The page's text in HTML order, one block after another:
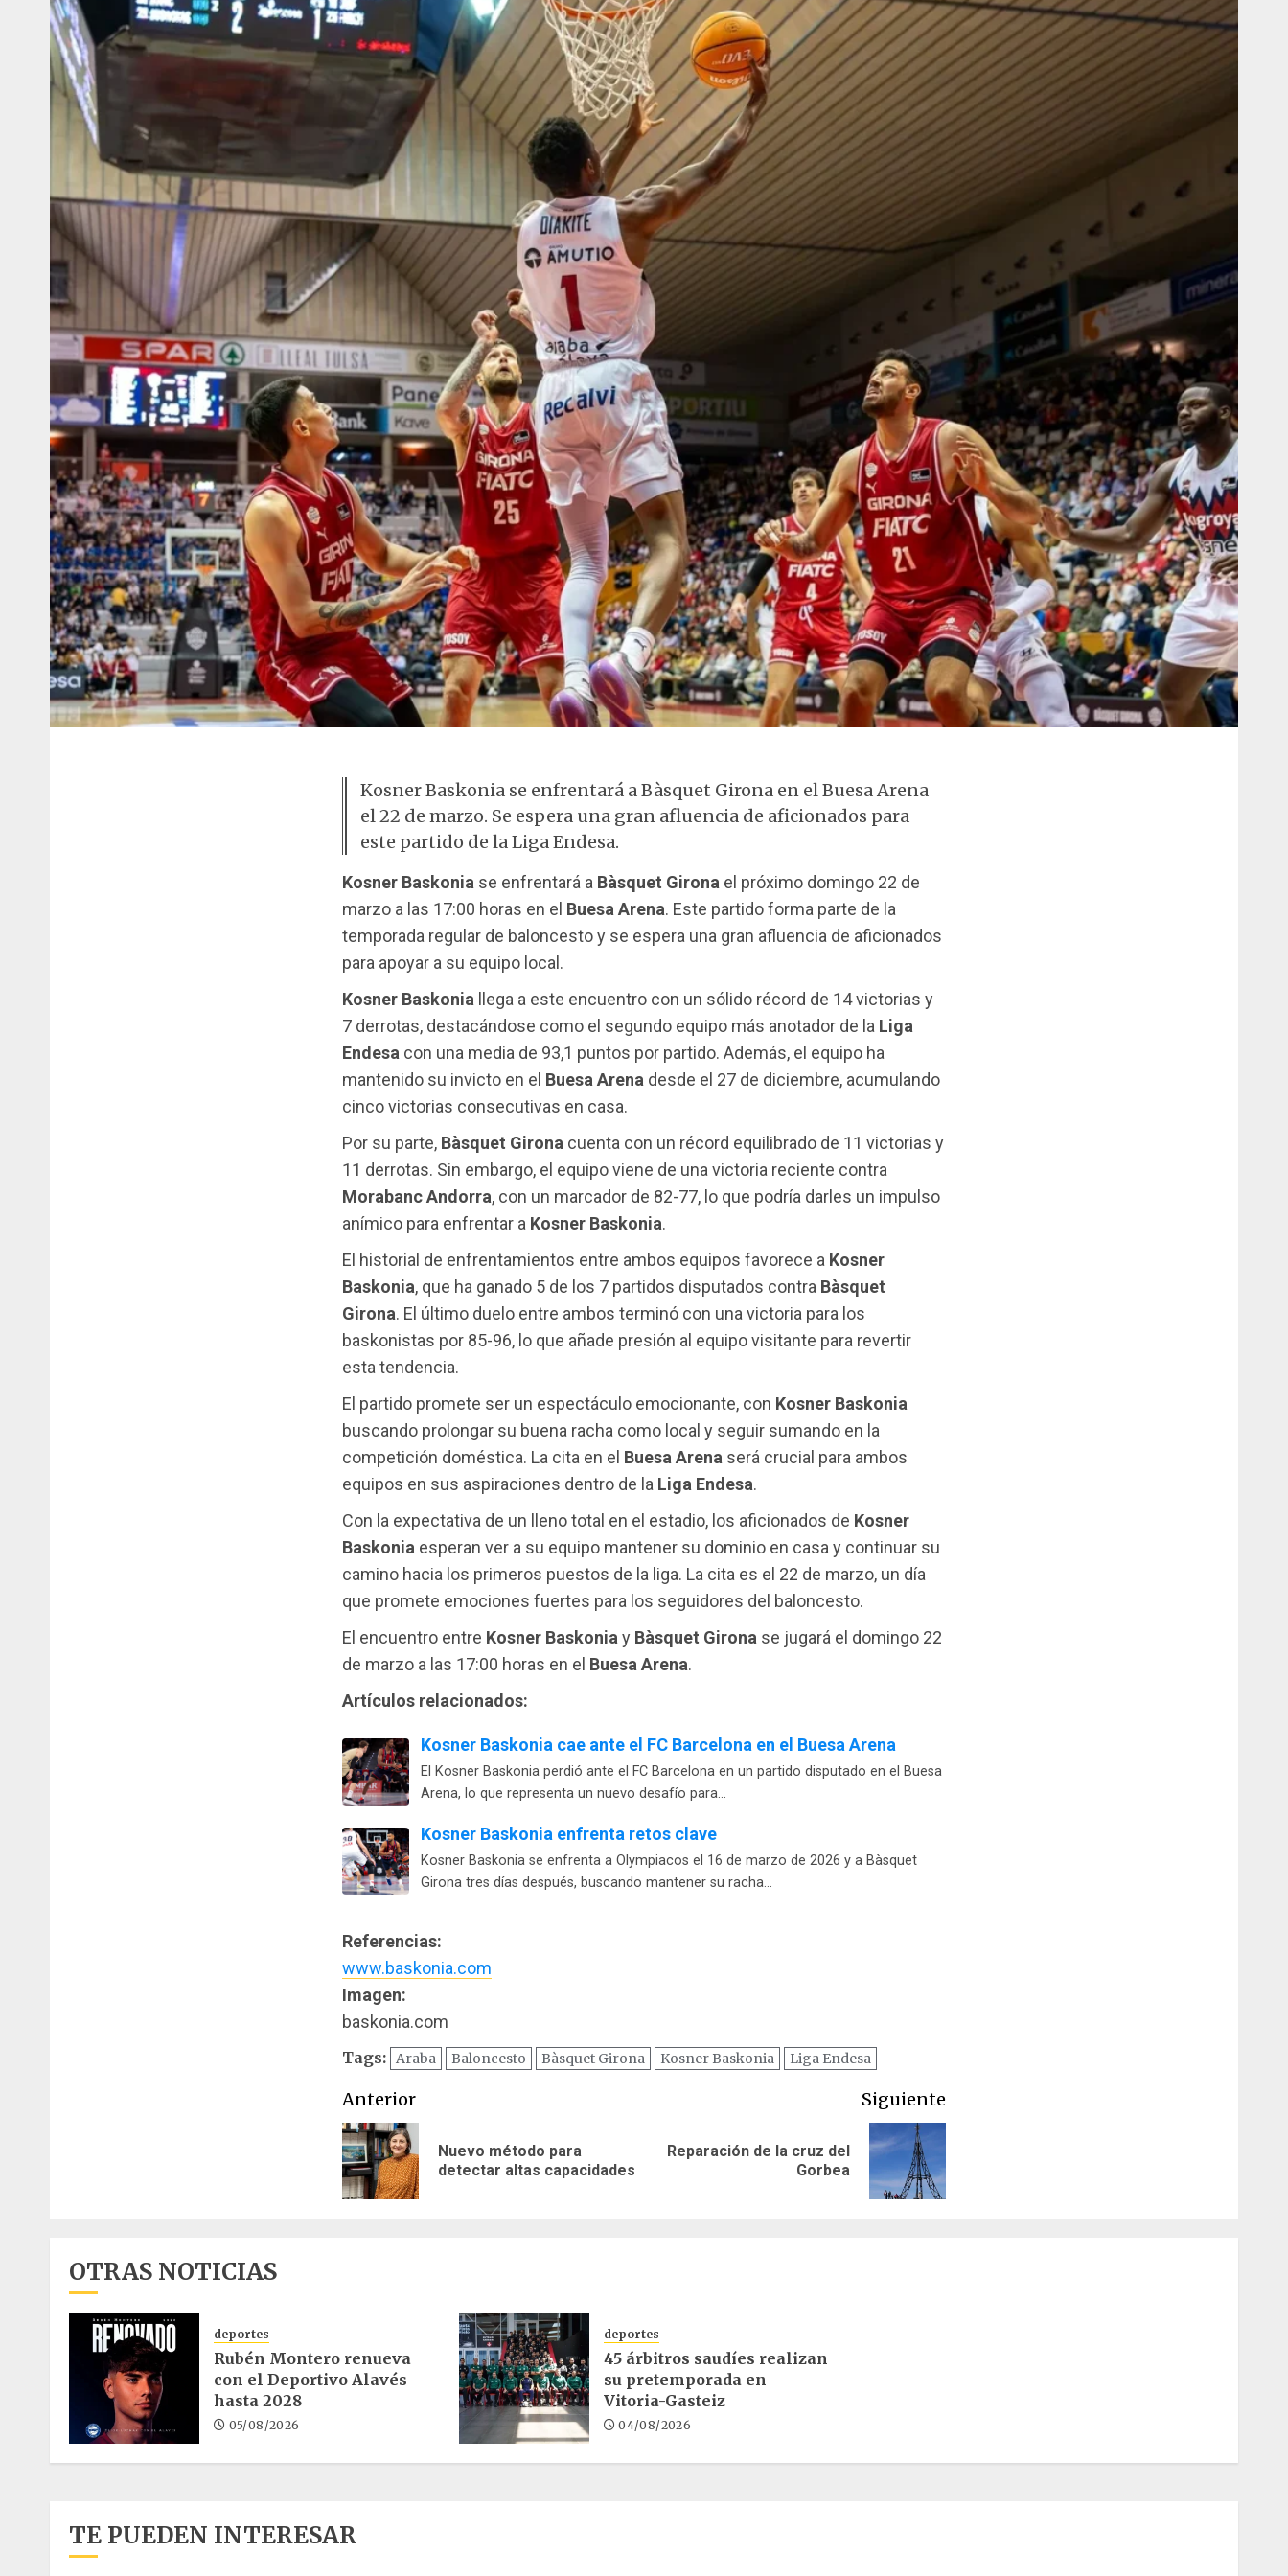
Kosner Baskonia se enfrentará a Bàsquet Girona en el Buesa Arena
el 22 de marzo. Se espera una gran afluencia de aficionados para
este partido de la Liga Endesa.
Kosner Baskonia se enfrentará a Bàsquet Girona el próximo domingo 22 de
marzo a las 17:00 horas en el Buesa Arena. Este partido forma parte de la
temporada regular de baloncesto y se espera una gran afluencia de aficionados
para apoyar a su equipo local.
Kosner Baskonia llega a este encuentro con un sólido récord de 14 victorias y
7 derrotas, destacándose como el segundo equipo más anotador de la Liga
Endesa con una media de 93,1 puntos por partido. Además, el equipo ha
mantenido su invicto en el Buesa Arena desde el 27 de diciembre, acumulando
cinco victorias consecutivas en casa.
Por su parte, Bàsquet Girona cuenta con un récord equilibrado de 11 victorias y
11 derrotas. Sin embargo, el equipo viene de una victoria reciente contra
Morabanc Andorra, con un marcador de 82-77, lo que podría darles un impulso
anímico para enfrentar a Kosner Baskonia.
El historial de enfrentamientos entre ambos equipos favorece a Kosner
Baskonia, que ha ganado 5 de los 7 partidos disputados contra Bàsquet
Girona. El último duelo entre ambos terminó con una victoria para los
baskonistas por 85-96, lo que añade presión al equipo visitante para revertir
esta tendencia.
El partido promete ser un espectáculo emocionante, con Kosner Baskonia
buscando prolongar su buena racha como local y seguir sumando en la
competición doméstica. La cita en el Buesa Arena será crucial para ambos
equipos en sus aspiraciones dentro de la Liga Endesa.
Con la expectativa de un lleno total en el estadio, los aficionados de Kosner
Baskonia esperan ver a su equipo mantener su dominio en casa y continuar su
camino hacia los primeros puestos de la liga. La cita es el 22 de marzo, un día
que promete emociones fuertes para los seguidores del baloncesto.
El encuentro entre Kosner Baskonia y Bàsquet Girona se jugará el domingo 22
de marzo a las 17:00 horas en el Buesa Arena.
Artículos relacionados:
Kosner Baskonia cae ante el FC Barcelona en el Buesa Arena
El Kosner Baskonia perdió ante el FC Barcelona en un partido disputado en el Buesa
Arena, lo que representa un nuevo desafío para…
Kosner Baskonia enfrenta retos clave
Kosner Baskonia se enfrenta a Olympiacos el 16 de marzo de 2026 y a Bàsquet
Girona tres días después, buscando mantener su racha…
Referencias:
www.baskonia.com
Imagen:
baskonia.com
Tags: Araba Baloncesto Bàsquet Girona Kosner Baskonia Liga Endesa
Navegación
de
entradas
Anterior
Entrada
Nuevo método para
detectar altas capacidades
Siguiente
Siguiente
Reparación de la cruz del
Gorbea
OTRAS NOTICIAS
deportes
Rubén Montero renueva
con el Deportivo Alavés
hasta 2028
05/08/2026
deportes
45 árbitros saudíes realizan
su pretemporada en
Vitoria-Gasteiz
04/08/2026
TE PUEDEN INTERESAR